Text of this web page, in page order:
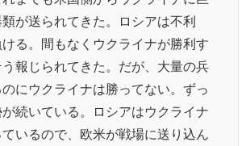
が送られてきた。ロシアは不利
る。間もなくウクライナが勝利す
報じられてきた。だが、大量の兵
にウクライナは勝ってない。ずっ
続いている。ロシアはウクライナ
いるので、欧米が戦場に送り込ん